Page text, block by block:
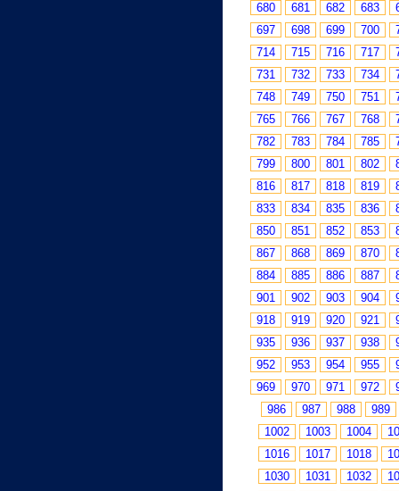
680
681 682 683
697
698 699 700
714
715 716 717
731
732 733 734
748
749 750 751
765
766 767 768
782
783 784 785
799
800 801 802
816
817 818 819
833
834 835 836
850
851 852 853
867
868 869 870
884
885 886 887
901
902 903 904
918
919 920 921
935
936 937 938
952
953 954 955
969
970 971 972
986
987 988
989
1002
1003 1004
1016
1017 1018
1030
1031 1032